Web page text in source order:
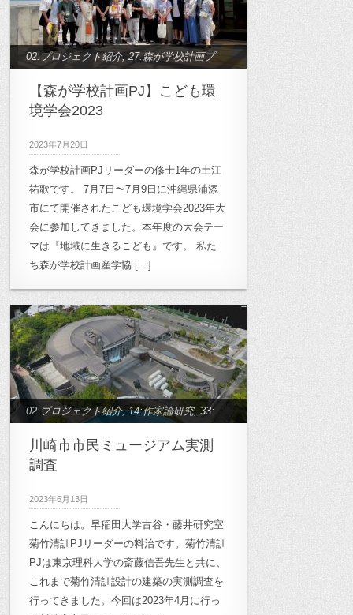
02:プロジェクト紹介,27.森が学校計画プ
【森が学校計画PJ】こども環
境学会2023
2023年7月20日
森が学校計画PJリーダーの修士1年の土江
祐歌です。 7月7日〜7月9日に沖縄県浦添
市にて開催されたこども環境学会2023年大
会に参加してきました。本年度の大会テー
マは『地域に生きるこども』です。 私た
ち森が学校計画産学協 […]
02:プロジェクト紹介,14:作家論研究,33:
川崎市市民ミュージアム実測
調査
2023年6月13日
こんにちは。早稲田大学古谷・藤井研究室
菊竹清訓PJリーダーの料治です。菊竹清訓
PJは東京理科大学の斎藤信吾先生と共に、
これまで菊竹清訓設計の建築の実測調査を
行ってきました。今回は2023年4月に行っ